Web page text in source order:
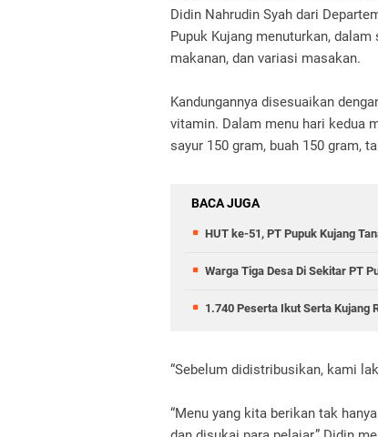
Didin Nahrudin Syah dari
Pupuk Kujang menuturkan,
makanan, dan variasi masakan.
Kandungannya disesuaikan
vitamin. Dalam menu hari kedua
sayur 150 gram, buah 150 gram,
BACA JUGA
HUT ke-51, PT Pupuk Kujang
Warga Tiga Desa Di Sekitar PT
1.740 Peserta Ikut Serta Kujang
“Sebelum didistribusikan, kami
“Menu yang kita berikan tak